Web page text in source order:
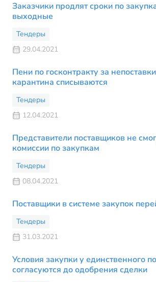
Заказчики продлят сроки по
выходные
Тендеры
29.04.2021
Пени по госконтракту за
карантина списываются
Тендеры
12.04.2021
Представители поставщиков не
комиссии по закупкам
Тендеры
08.04.2021
Поставщики в системе закупок
Тендеры
31.03.2021
Условия закупки у единственного
согласуются до одобрения сделки